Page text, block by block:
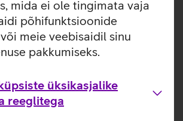
mida ei ole tingimata vaja
põhifunktsioonide
meie veebisaidil sinu
pakkumiseks.
üksikasjalike
reeglitega